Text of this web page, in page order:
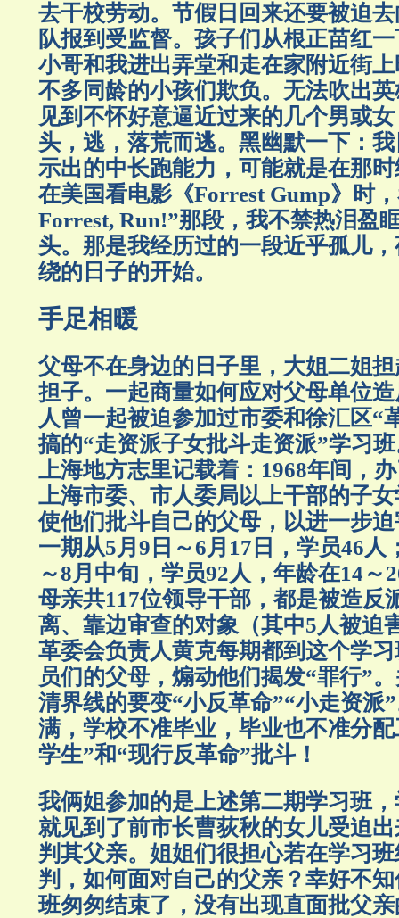
去干校劳动。节假日回来还要被迫
队报到受监督。孩子们从根正苗红
小哥和我进出弄堂和走在家附近街
不多同龄的小孩们欺负。无法吹出
见到不怀好意逼近过来的几个男或
头，逃，落荒而逃。黑幽默一下：
示出的中长跑能力，可能就是在那
在美国看电影《Forrest Gump》时
Forrest, Run!”那段，我不禁热泪盈
头。那是我经历过的一段近乎孤儿
绕的日子的开始。
手足相暖
父母不在身边的日子里，大姐二姐
担子。一起商量如何应对父母单位
人曾一起被迫参加过市委和徐汇区“
搞的“走资派子女批斗走资派”学习
上海地方志里记载着：1968年间，
上海市委、市人委局以上干部的子
使他们批斗自己的父母，以进一步
一期从5月9日～6月17日，学员46人
～8月中旬，学员92人，年龄在14～
母亲共117位领导干部，都是被造反
离、靠边审查的对象（其中5人被迫
革委会负责人黄克每期都到这个学
员们的父母，煽动他们揭发“罪行”
清界线的要变“小反革命”“小走资派
满，学校不准毕业，毕业也不准分
学生”和“现行反革命”批斗！
我俩姐参加的是上述第二期学习班
就见到了前市长曹荻秋的女儿受迫
判其父亲。姐姐们很担心若在学习
判，如何面对自己的父亲？幸好不
班匆匆结束了，没有出现直面批父